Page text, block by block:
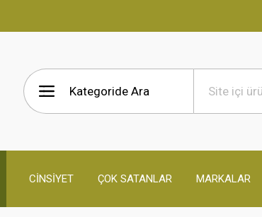
CİNSİYET ÇOK SATANLAR MARKALAR